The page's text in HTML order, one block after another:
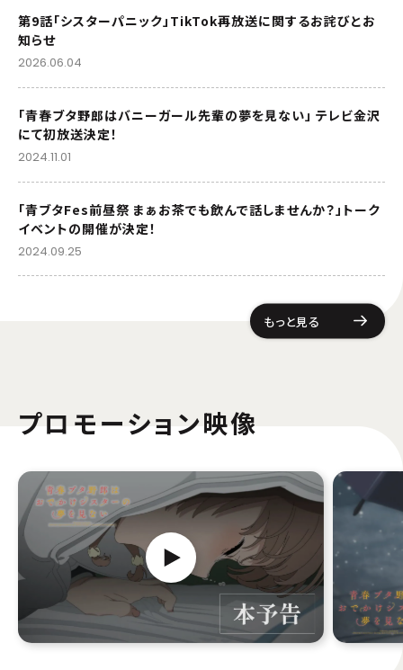
第9話「シスターパニック」TikTok再放送に関するお詫びとお
知らせ
2026.06.04
「青春ブタ野郎はバニーガール先輩の夢を見ない」 テレビ金沢
にて初放送決定！
2024.11.01
「青ブタFes前昼祭 まぁお茶でも飲んで話しませんか？」トーク
イベントの開催が決定！
2024.09.25
もっと見る
プロモーション映像